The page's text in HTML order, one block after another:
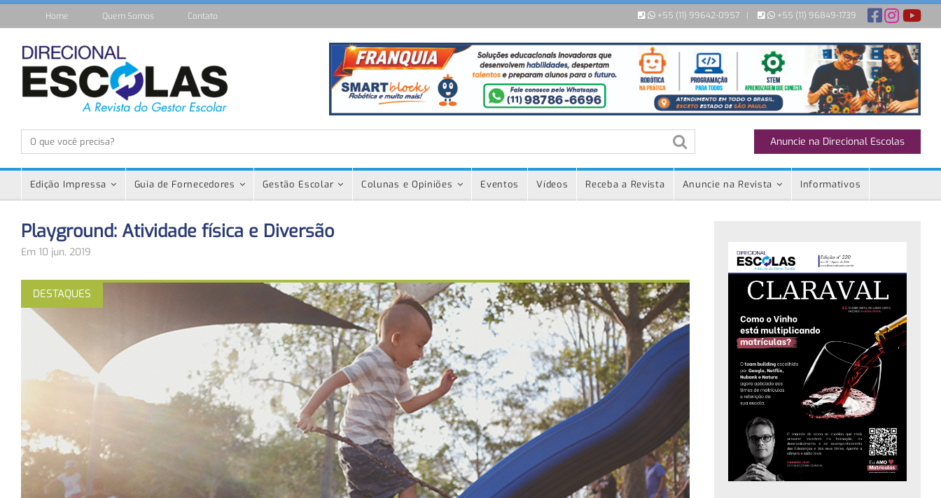
+55 (11) 99642-0957 | +55 (11) 96849-1739
Home Quem Somos Contato
Anuncie na Direcional Escolas
Edição Impressa Guia de Fornecedores Gestão Escolar Colunas e Opiniões Eventos Vídeos Receba a Revista Anuncie na Revista Informativos
Playground: Atividade física e Diversão
Em 10 jun, 2019
DESTAQUES